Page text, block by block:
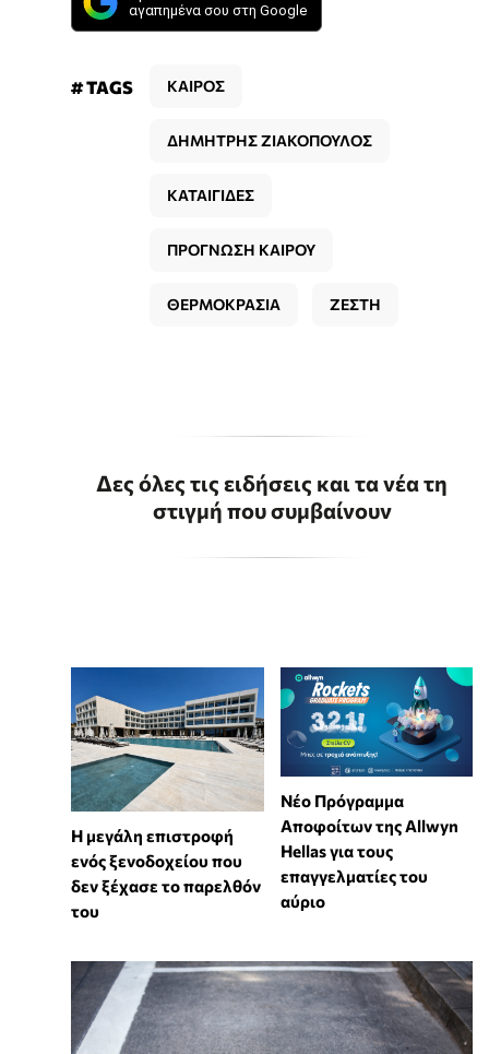
αγαπημένα σου στη Google
# TAGS ΚΑΙΡΟΣ
ΔΗΜΗΤΡΗΣ ΖΙΑΚΟΠΟΥΛΟΣ
ΚΑΤΑΙΓΙΔΕΣ
ΠΡΟΓΝΩΣΗ ΚΑΙΡΟΥ
ΘΕΡΜΟΚΡΑΣΙΑ ΖΕΣΤΗ
Δες όλες τις ειδήσεις και τα νέα τη
στιγμή που συμβαίνουν
Η μεγάλη επιστροφή
ενός ξενοδοχείου που
δεν ξέχασε το παρελθόν
του
Νέο Πρόγραμμα
Αποφοίτων της Allwyn
Hellas για τους
επαγγελματίες του
αύριο